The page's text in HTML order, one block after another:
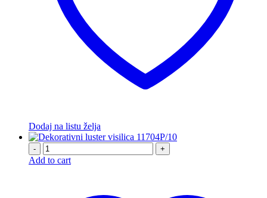
Dodaj na listu želja
- +
Add to cart